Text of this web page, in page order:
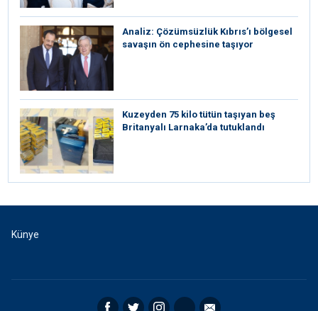
Analiz: Çözümsüzlük Kıbrıs’ı bölgesel
savaşın ön cephesine taşıyor
Kuzeyden 75 kilo tütün taşıyan beş
Britanyalı Larnaka’da tutuklandı
Künye
Facebook Twitter Instagram RSS